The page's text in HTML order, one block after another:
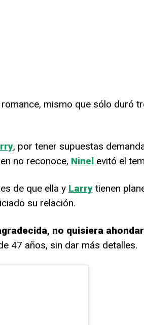
mismo que sólo duró
, por tener supuestas
no reconoce, Ninelevitó el
de que ella y Larrytienen
su relación.
no quisiera ahondar
47 años, sin dar más detalles.